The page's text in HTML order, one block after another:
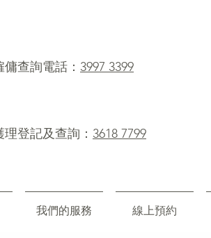
傭查詢電話： 3997 3399
理登記及查詢： 3618 7799
我們的服務 線上預約